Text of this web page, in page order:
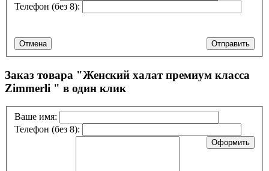
Телефон (без 8):
Отправить
Отмена
Заказ товара "Женский халат премиум класса
Zimmerli " в один клик
Ваше имя:
Телефон (без 8):
Оформить